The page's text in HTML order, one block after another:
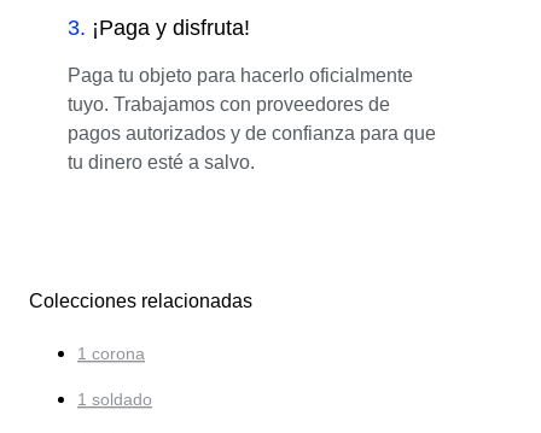
3. ¡Paga y disfruta!
Paga tu objeto para hacerlo oficialmente
tuyo. Trabajamos con proveedores de
pagos autorizados y de confianza para que
tu dinero esté a salvo.
Colecciones relacionadas
1 corona
1 soldado